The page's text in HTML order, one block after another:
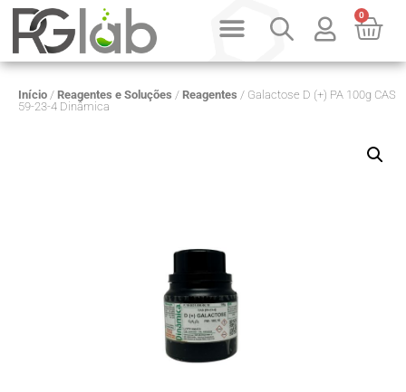
0
Início / Reagentes e Soluções / Reagentes / Galactose D (+) PA 100g CAS
59-23-4 Dinâmica